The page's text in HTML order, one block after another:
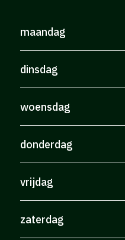
maandag
dinsdag
woensdag
donderdag
vrijdag
zaterdag